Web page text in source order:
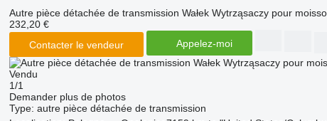
Autre pièce détachée de transmission Wałek Wytrząsaczy pour
232,20 €
Contacter le vendeur
Appelez-moi
Vendu
1/1
Demander plus de photos
Type: autre pièce détachée de transmission